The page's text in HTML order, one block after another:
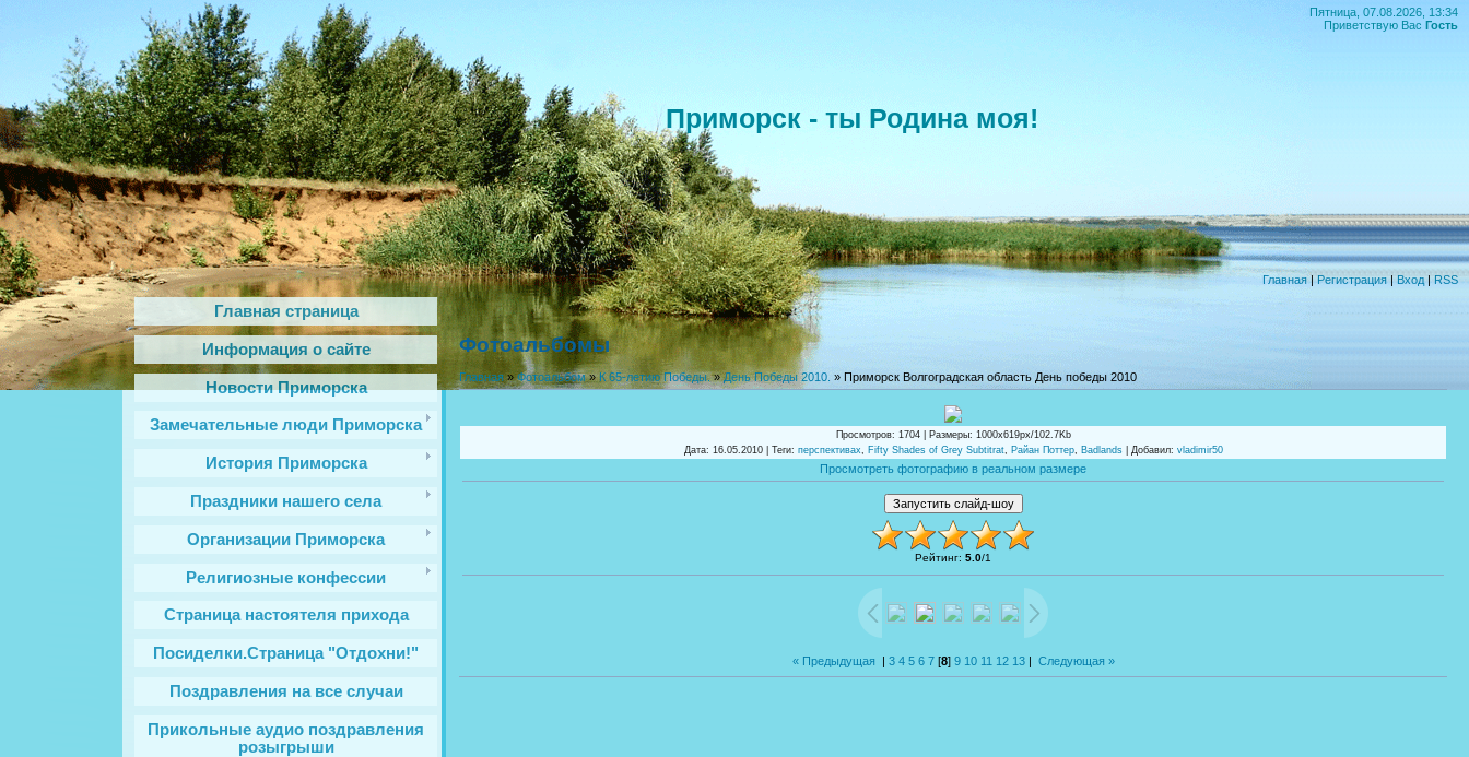
Пятница, 07.08.2026, 13:34
Приветствую Вас Гость
Приморск - ты Родина моя!
Главная|Регистрация|Вход|RSS
Главная страница
Информация о сайте
Новости Приморска
Замечательные люди Приморска
История Приморска
Праздники нашего села
Организации Приморска
Религиозные конфессии
Cтраница настоятеля прихода
Посиделки.Страница "Отдохни!"
Поздравления на все случаи
Прикольные аудио поздравления
розыгрыши
Фотоальбомы
Главная»Фотоальбом»К 65-летию Победы.»День Победы 2010. » Приморск Волгоградская область День победы 2010
Просмотров: 1704 | Размеры: 1000x619px/102.7Kb
Дата: 16.05.2010 | Теги: перспективах Fifty Shades of Grey Subtitrat, Райан Поттер, Badlands| Добавил: vladimir50
Просмотреть фотографию в реальном размере
Рейтинг: 5.0/1
« Предыдущая| 3 4 5 6 7[8] 9 10 11 12 13| Следующая »